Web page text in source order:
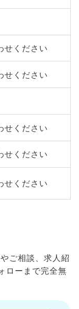
せください
せください
せください
せください
せください
ご相談、求人紹
ローまで完全無